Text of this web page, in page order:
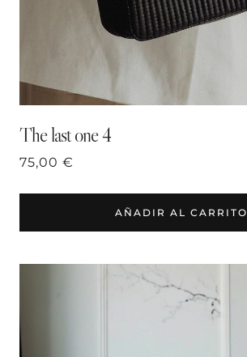
The last one 4
75,00 €
AÑADIR AL CARRITO